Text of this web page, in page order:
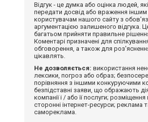
Відгук - це думка або оцінка людей,
передати досвід або враження іншим
користувачам нашого сайту з
аргументацією залишеного відгука.
багатьом прийняти правильне
Коментарі призначені для
обговорення, а також для
цікавлять.
Не дозволяється: використання
лексики, погроз або образ;
порівняння з іншими конкуруючими
безпідставні заяви, що ображають
компанії і / або її послуги;
сторонні інтернет-ресурси; реклама
самореклама.